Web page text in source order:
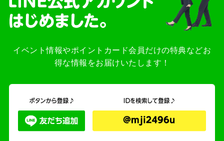
イベント情報やポイントカード会員だけの特典などお
得な情報をお届けいたします！